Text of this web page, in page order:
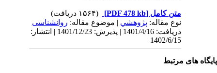
متن کامل[PDF 478 kb]
نوع مقاله:پژوهشي| موضوع مقاله:روانشناسی
دریافت: 1401/4/16 | پذیرش: 1401/12/23 | انتشار:
1402/6/15
های مرتبط